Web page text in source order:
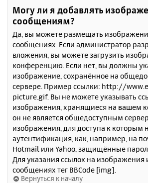
Могу ли я добавлять
сообщениям?
Да, вы можете размещать
сообщениях. Если администратор
вложения, вы можете загрузить
конференцию. Если нет, вы должны
изображение, сохранённое на
сервере. Пример ссылки: http://
picture.gif. Вы не можете указывать
изображения, хранящиеся на вашем
он не является общедоступным
изображения, для доступа к которым
аутентификация, как, например, на
Hotmail или Yahoo, защищённые
Для указания ссылок на изображения
сообщениях тег BBCode [img].
Вернуться к началу